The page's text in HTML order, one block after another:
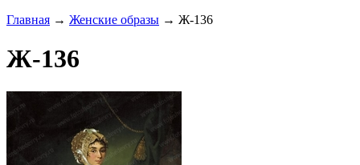
Главная → Женские образы → Ж-136
Ж-136